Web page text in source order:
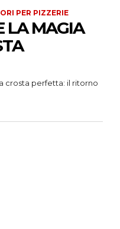
PER PIZZERIE
LA MAGIA
crosta perfetta: il ritorno